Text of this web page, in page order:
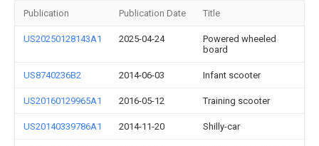
Publication Publication Date Title
US20250128143A1 2025-04-24
Powered wheeled
board
US8740236B2 2014-06-03 Infant scooter
US20160129965A1 2016-05-12 Training scooter
US20140339786A1 2014-11-20 Shilly-car